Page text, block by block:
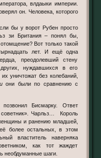
влдаыки империи.
он. Человека, которого
бы у ворот Рубен просто
зи Британия – понял бы,
Вот только такой
лет. И ещё одна
преодолевший стену
нуждавшихся в его
уничтожат без колебаний,
они были по сравнению с
Чарльз… Король
и ранению младшей,
более остальных, в этом
властитель наверняка
как тот жаждет
необдуманные шаги.